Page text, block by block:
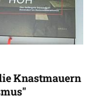
Knastmauern